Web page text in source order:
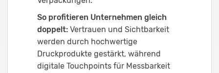
So profitieren Unternehmen gleich
doppelt: Vertrauen und Sichtbarkeit
werden durch hochwertige
Druckprodukte gestärkt, während
digitale Touchpoints für Messbarkeit